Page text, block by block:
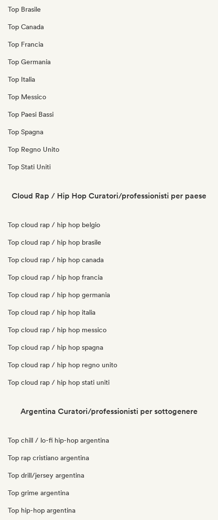
Top Brasile
Top Canada
Top Francia
Top Germania
Top Italia
Top Messico
Top Paesi Bassi
Top Spagna
Top Regno Unito
Top Stati Uniti
Cloud Rap / Hip Hop Curatori/professionisti per paese
Top cloud rap / hip hop belgio
Top cloud rap / hip hop brasile
Top cloud rap / hip hop canada
Top cloud rap / hip hop francia
Top cloud rap / hip hop germania
Top cloud rap / hip hop italia
Top cloud rap / hip hop messico
Top cloud rap / hip hop spagna
Top cloud rap / hip hop regno unito
Top cloud rap / hip hop stati uniti
Argentina Curatori/professionisti per sottogenere
Top chill / lo-fi hip-hop argentina
Top rap cristiano argentina
Top drill/jersey argentina
Top grime argentina
Top hip-hop argentina